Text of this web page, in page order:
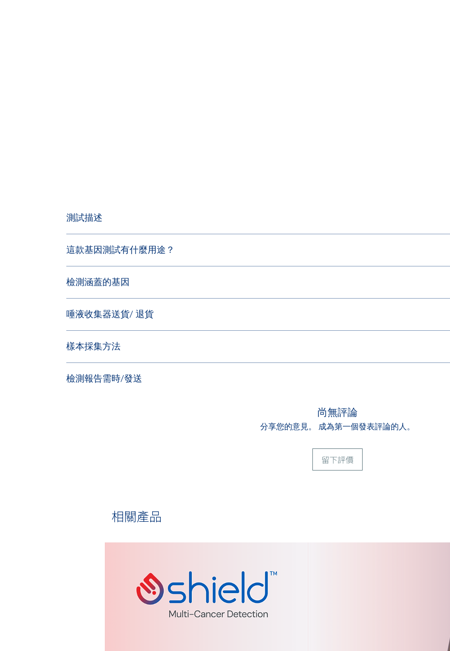
測試描述
您將會在科德施基因網站大約四星期內收到檢測結果
這款基因測試有什麼用途？
協助試管嬰兒和胚胎著床前基因診斷
檢測涵蓋的基因
詳細基因與相應疾病列表請聯絡我們的客戶服服專員
唾液收集器送貨/ 退貨
樣本採集方法
您將會收到唾液收集器，請按收集器的指示收集足夠的唾液，以確保樣本質量合符可檢測標準。
在確立訂單時系統會提供可預約抽血的香港體檢中心分店及時段，我們會依照您選擇的分店及時段為您進行預約，如預約
法進行預約，我們的客戶服務專員將會致電予您以安排預計其他分店或時段。
完成抽血後，我們的工作人員將會在香港體檢中心分店為您收取血液樣本並運抵我們的實驗室，您無需及請勿自行將血液樣
當我們的實驗室收到您的唾液或血液樣本並確認樣本質量合符可檢測樣本標準後，您將會收到電郵通知並可以在此網上平台
檢測報告需時/發送
當您的檢測報告準備好後，您將會收到電郵通知。報告一般以電子方式在此網上平台發放，您可以登入查看及下載。如
尚無評論
分享您的意見。 成為第一個發表評論的人。
留下評價
相關產品